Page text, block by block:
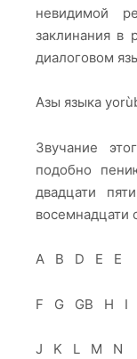
невидимой
заклинания в
диалоговом
Азы языка
Звучание
подобно
двадцати
восемнадцати
A B D E E
F G GB H I
J K L M N